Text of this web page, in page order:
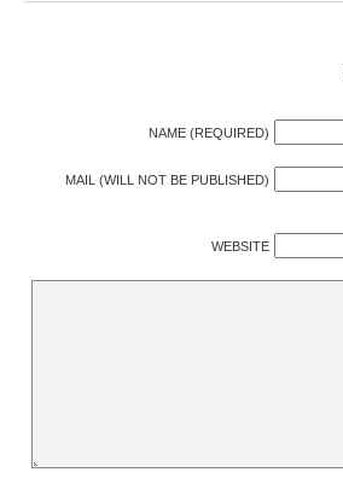
NAME (REQUIRED)
MAIL (WILL NOT BE PUBLISHED)
WEBSITE